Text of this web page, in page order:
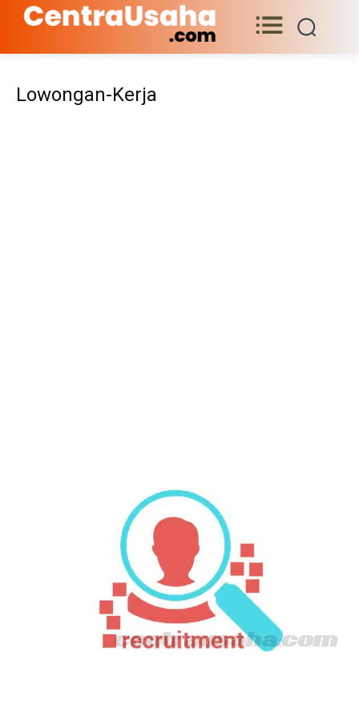
Lowongan-Kerja